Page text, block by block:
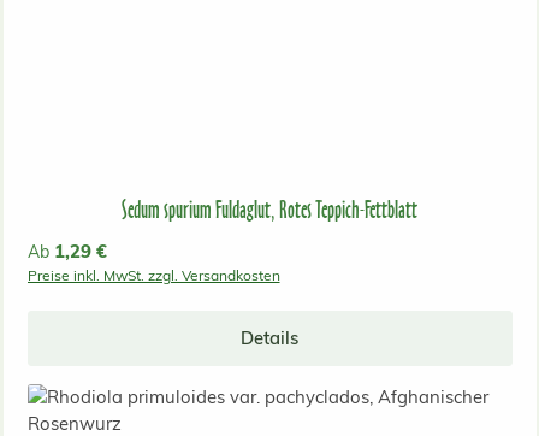
Sedum spurium Fuldaglut, Rotes Teppich-Fettblatt
Regulärer Preis:
Ab 1,29 €
Preise inkl. MwSt. zzgl. Versandkosten
Details